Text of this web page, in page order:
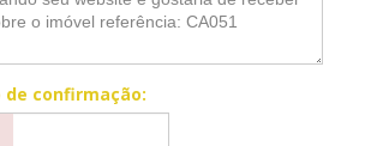
confirmação: